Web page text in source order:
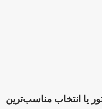
یا انتخاب مناسب‌ترین